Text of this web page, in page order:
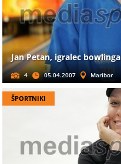
Jan Petan, igralec bowlinga
4 05.04.2007 Maribor
ŠPORTNIKI